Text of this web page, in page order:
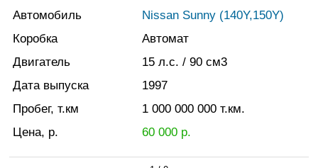
Автомобиль
Nissan Sunny (140Y,150Y)
Коробка
Автомат
Двигатель
15 л.с. / 90 см3
Дата выпуска
1997
Пробег, т.км
1 000 000 000 т.км.
Цена, р.
60 000р.